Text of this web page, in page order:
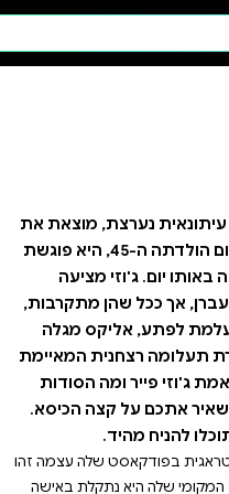
חיפוש AI